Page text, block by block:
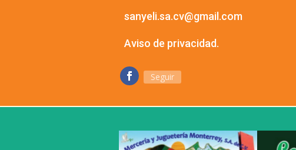
sanyeli.sa.cv@gmail.com
Aviso de privacidad.
Seguir